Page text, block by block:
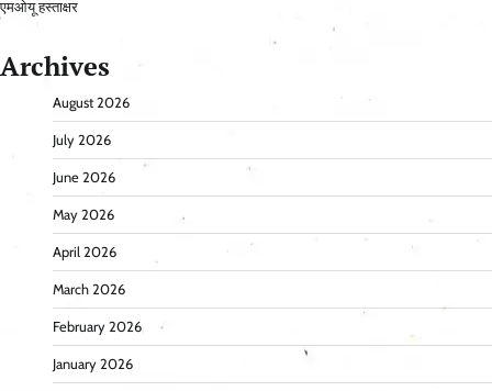
एमओयू हस्ताक्षर
Archives
August 2026
July 2026
June 2026
May 2026
April 2026
March 2026
February 2026
January 2026